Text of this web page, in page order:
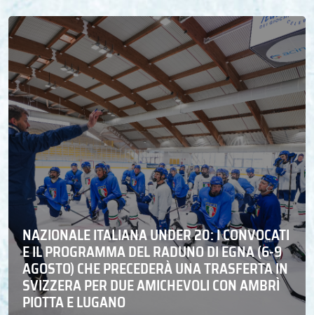
NAZIONALE ITALIANA UNDER 20: I CONVOCATI
E IL PROGRAMMA DEL RADUNO DI EGNA (6-9
AGOSTO) CHE PRECEDERÀ UNA TRASFERTA IN
SVIZZERA PER DUE AMICHEVOLI CON AMBRÌ
PIOTTA E LUGANO